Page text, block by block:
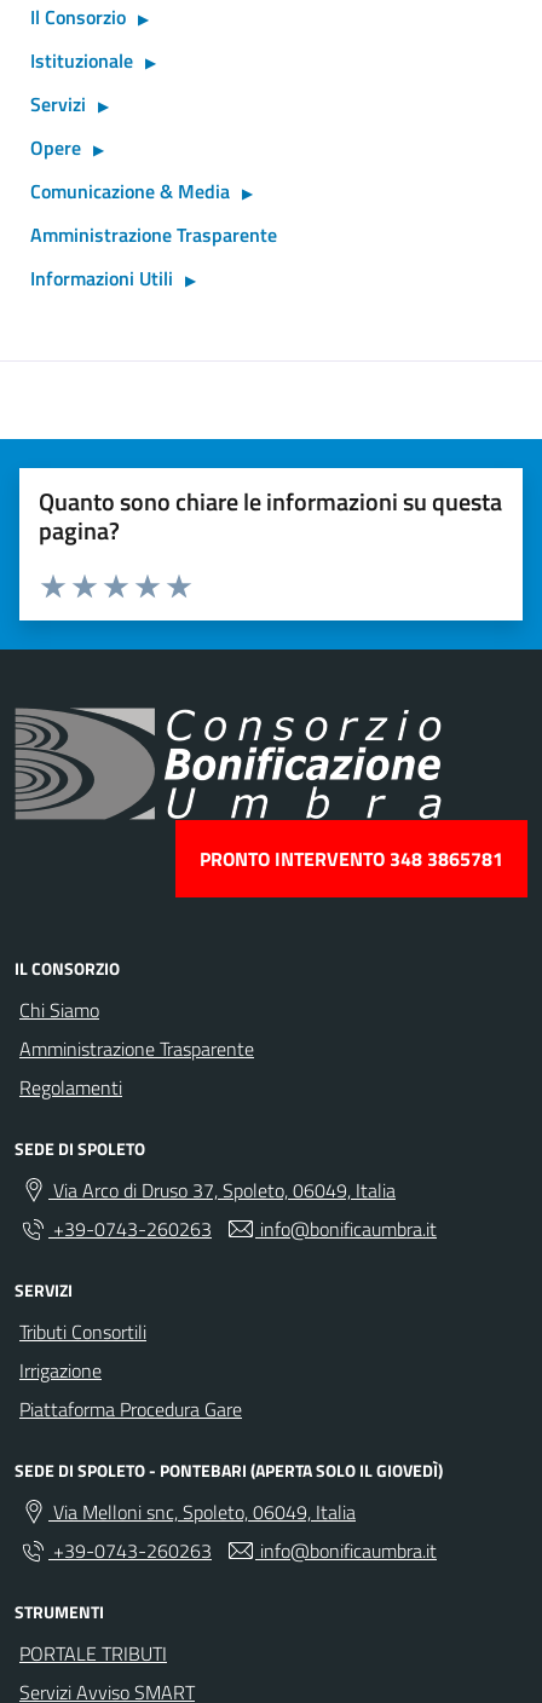
Il Consorzio
Istituzionale
Servizi
Opere
Comunicazione & Media
Amministrazione Trasparente
Informazioni Utili
Quanto sono chiare le informazioni su questa
pagina?
Valuta 5 stelle su 5
Valuta 4 stelle su 5
Valuta 3 stelle su 5
Valuta 2 stelle su 5
Valuta 1 stelle su 5
PRONTO INTERVENTO 348 3865781
IL CONSORZIO
Chi Siamo
Amministrazione Trasparente
Regolamenti
SEDE DI SPOLETO
Via Arco di Druso 37, Spoleto, 06049, Italia
+39-0743-260263
info@bonificaumbra.it
SERVIZI
Tributi Consortili
Irrigazione
Piattaforma Procedura Gare
SEDE DI SPOLETO - PONTEBARI (APERTA SOLO IL GIOVEDÌ)
Via Melloni snc, Spoleto, 06049, Italia
+39-0743-260263
info@bonificaumbra.it
STRUMENTI
PORTALE TRIBUTI
Servizi Avviso SMART